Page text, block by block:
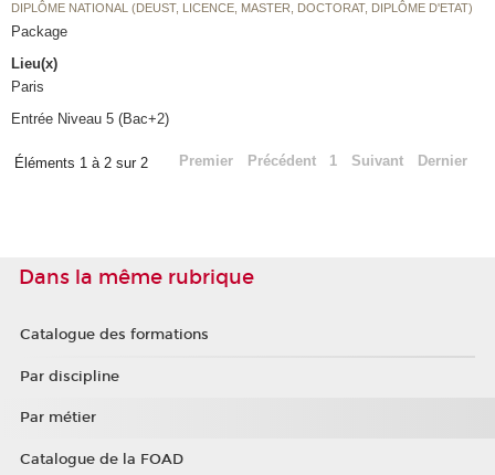
DIPLÔME NATIONAL (DEUST, LICENCE, MASTER, DOCTORAT, DIPLÔME D'ETAT)
Package
Lieu(x)
Paris
Entrée Niveau 5 (Bac+2)
Éléments 1 à 2 sur 2 Premier Précédent 1 Suivant Dernier
Dans la même rubrique
Catalogue des formations
Par discipline
Par métier
Catalogue de la FOAD